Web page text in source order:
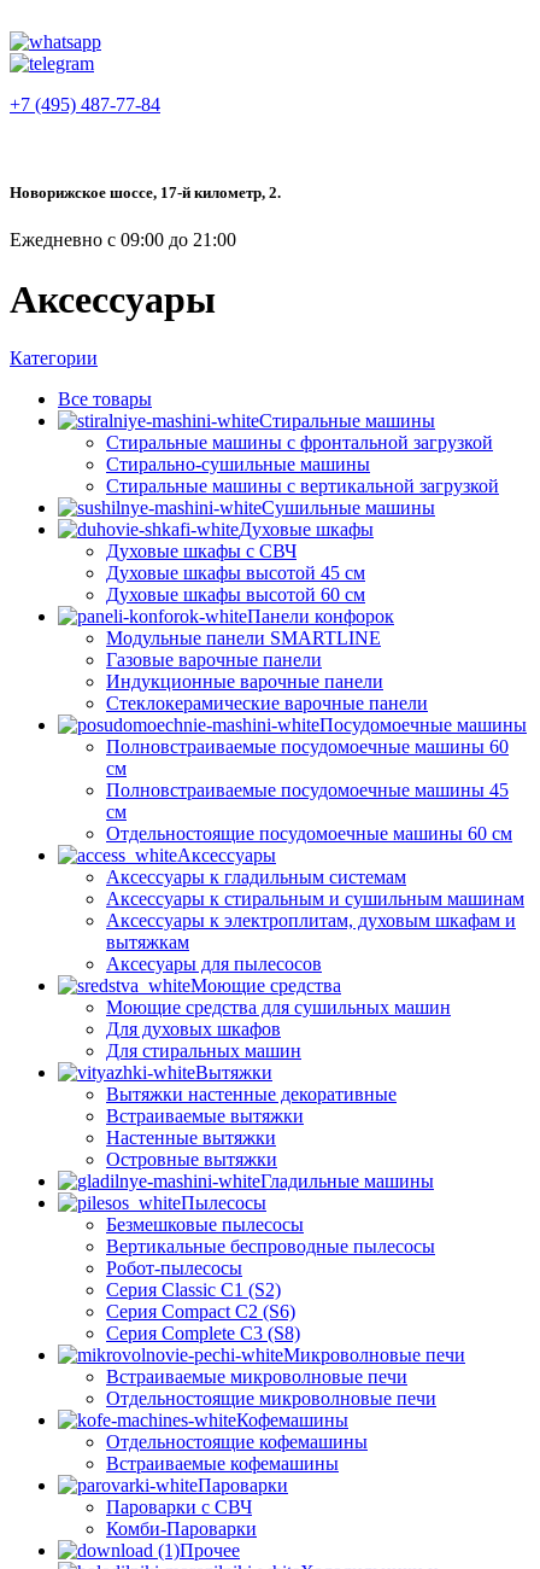
+7 (495) 487-77-84
Новорижское шоссе, 17-й километр, 2.
Ежедневно с 09:00 до 21:00
Аксессуары
Категории
Все товары
Стиральные машины
Стиральные машины с фронтальной загрузкой
Стирально-сушильные машины
Стиральные машины с вертикальной загрузкой
Сушильные машины
Духовые шкафы
Духовые шкафы с СВЧ
Духовые шкафы высотой 45 см
Духовые шкафы высотой 60 см
Панели конфорок
Модульные панели SMARTLINE
Газовые варочные панели
Индукционные варочные панели
Стеклокерамические варочные панели
Посудомоечные машины
Полновстраиваемые посудомоечные машины 60
см
Полновстраиваемые посудомоечные машины 45
см
Отдельностоящие посудомоечные машины 60 см
Аксессуары
Аксессуары к гладильным системам
Аксессуары к стиральным и сушильным машинам
Аксессуары к электроплитам, духовым шкафам и
вытяжкам
Аксесуары для пылесосов
Моющие средства
Моющие средства для сушильных машин
Для духовых шкафов
Для стиральных машин
Вытяжки
Вытяжки настенные декоративные
Встраиваемые вытяжки
Настенные вытяжки
Островные вытяжки
Гладильные машины
Пылесосы
Безмешковые пылесосы
Вертикальные беспроводные пылесосы
Робот-пылесосы
Серия Classic C1 (S2)
Серия Compact C2 (S6)
Серия Complete C3 (S8)
Микроволновые печи
Встраиваемые микроволновые печи
Отдельностоящие микроволновые печи
Кофемашины
Отдельностоящие кофемашины
Встраиваемые кофемашины
Пароварки
Пароварки с СВЧ
Комби-Пароварки
Прочее